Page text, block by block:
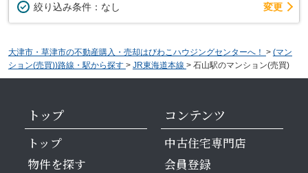
絞り込み条件： なし 変更
大津市・草津市の不動産購入・売却はびわこハウジングセンターへ！ > (マン
ション(売買))路線・駅から探す > JR東海道本線 > 石山駅のマンション(売買)
トップ
トップ
物件を探す
コンテンツ
中古住宅専門店
会員登録